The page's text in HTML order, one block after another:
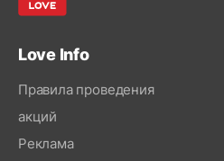
Love Info
Правила проведения
акций
Реклама